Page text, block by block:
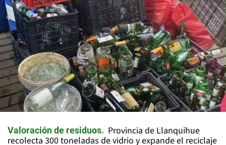
Valoración de residuos
Provincia de Llanquihue
recolecta 300 toneladas de vidrio y expande el reciclaje